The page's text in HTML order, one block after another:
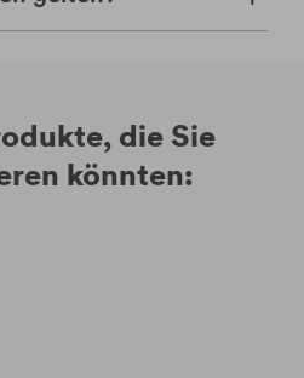
die Sie
könnten: